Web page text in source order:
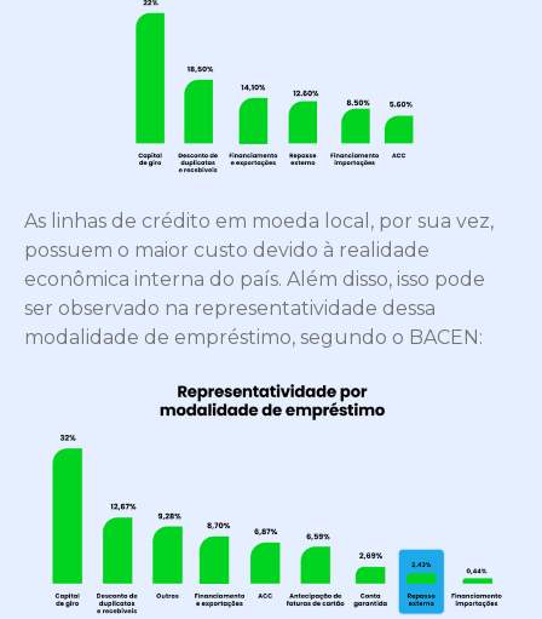
As linhas de crédito em moeda local, por sua vez,
possuem o maior custo devido à realidade
econômica interna do país. Além disso, isso pode
ser observado na representatividade dessa
modalidade de empréstimo, segundo o BACEN: